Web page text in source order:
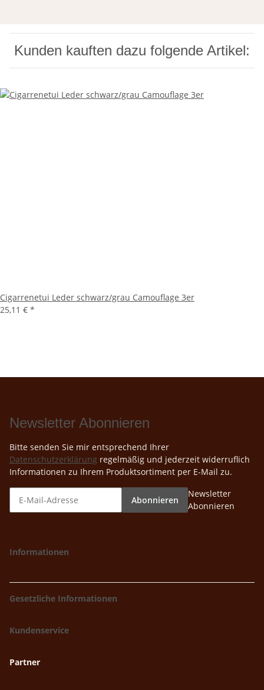
Kunden kauften dazu folgende Artikel:
Cigarrenetui Leder schwarz/grau Camouflage 3er
25,11 € *
Newsletter Abonnieren
Bitte senden Sie mir entsprechend Ihrer
Datenschutzerklärung regelmäßig und jederzeit widerruflich
Informationen zu Ihrem Produktsortiment per E-Mail zu.
Abonnieren
Newsletter
Abonnieren
Informationen
Gesetzliche Informationen
Kundenservice
Partner